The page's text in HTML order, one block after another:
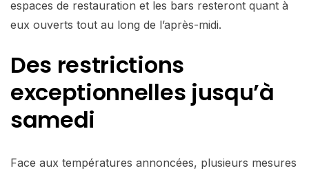
espaces de restauration et les bars resteront quant à
eux ouverts tout au long de l’après-midi.
Des restrictions
exceptionnelles jusqu’à
samedi
Face aux températures annoncées, plusieurs mesures